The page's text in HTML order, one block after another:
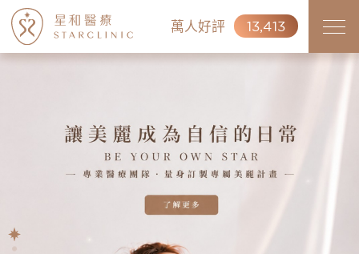
萬人好評 13,413